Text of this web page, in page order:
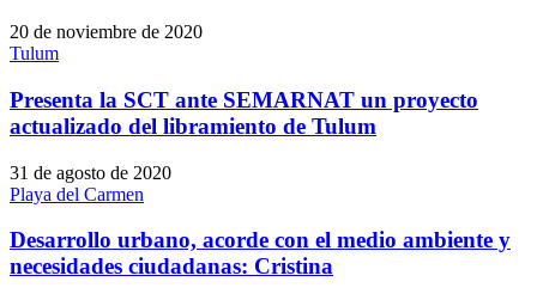
20 de noviembre de 2020
Tulum
Presenta la SCT ante SEMARNAT un proyecto
actualizado del libramiento de Tulum
31 de agosto de 2020
Playa del Carmen
Desarrollo urbano, acorde con el medio ambiente y
necesidades ciudadanas: Cristina